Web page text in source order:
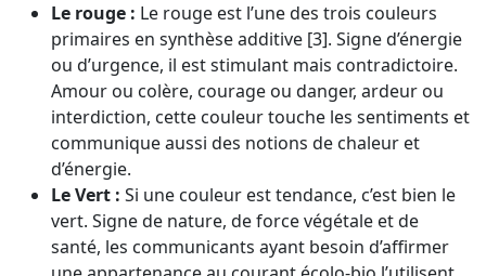
Le rouge : Le rouge est l’une des trois couleurs
primaires en synthèse additive [3]. Signe d’énergie
ou d’urgence, il est stimulant mais contradictoire.
Amour ou colère, courage ou danger, ardeur ou
interdiction, cette couleur touche les sentiments et
communique aussi des notions de chaleur et
d’énergie.
Le Vert : Si une couleur est tendance, c’est bien le
vert. Signe de nature, de force végétale et de
santé, les communicants ayant besoin d’affirmer